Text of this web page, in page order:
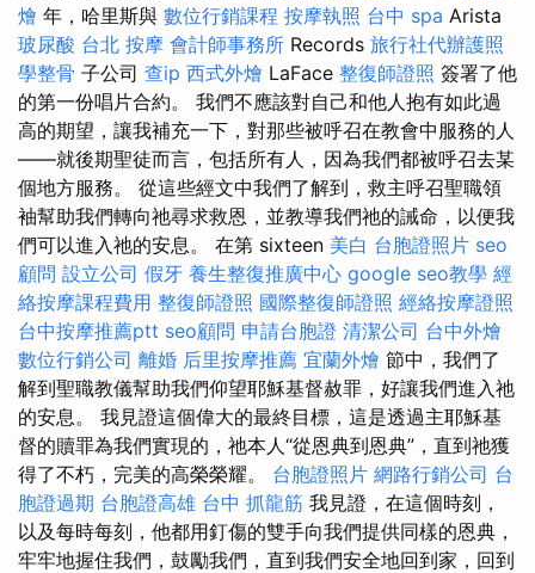
燴 年，哈里斯與 數位行銷課程 按摩執照 台中 spa Arista
玻尿酸 台北 按摩 會計師事務所 Records 旅行社代辦護照
學整骨 子公司 查ip 西式外燴 LaFace 整復師證照 簽署了他
的第一份唱片合約。 我們不應該對自己和他人抱有如此過
高的期望，讓我補充一下，對那些被呼召在教會中服務的人
——就後期聖徒而言，包括所有人，因為我們都被呼召去某
個地方服務。 從這些經文中我們了解到，救主呼召聖職領
袖幫助我們轉向祂尋求救恩，並教導我們祂的誡命，以便我
們可以進入祂的安息。 在第 sixteen 美白 台胞證照片 seo
顧問 設立公司 假牙 養生整復推廣中心 google seo教學 經
絡按摩課程費用 整復師證照 國際整復師證照 經絡按摩證照
台中按摩推薦ptt seo顧問 申請台胞證 清潔公司 台中外燴
數位行銷公司 離婚 后里按摩推薦 宜蘭外燴 節中，我們了
解到聖職教儀幫助我們仰望耶穌基督赦罪，好讓我們進入祂
的安息。 我見證這個偉大的最終目標，這是透過主耶穌基
督的贖罪為我們實現的，祂本人“從恩典到恩典”，直到祂獲
得了不朽，完美的高榮榮耀。 台胞證照片 網路行銷公司 台
胞證過期 台胞證高雄 台中 抓龍筋 我見證，在這個時刻，
以及每時每刻，他都用釘傷的雙手向我們提供同樣的恩典，
牢牢地握住我們，鼓勵我們，直到我們安全地回到家，回到